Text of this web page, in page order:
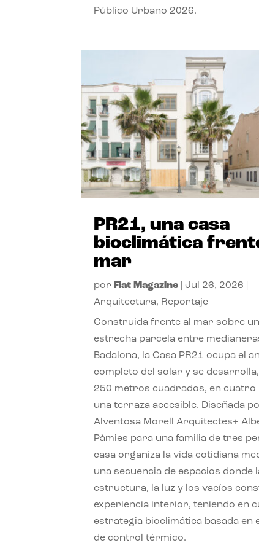
Público Urbano 2026.
PR21, una casa
bioclimática
mar
por Flat Magazine Jul 26, 2026
Arquitectura, Reportaje
Construida frente al mar sobre
estrecha parcela entre
Badalona, la Casa PR21 ocupa el
completo del solar y se
250 metros cuadrados, en cuatro
una terraza accesible. Diseñada
Alventosa Morell Arquitectes+
Pàmies para una familia de tres
casa organiza la vida cotidiana
una secuencia de espacios donde
estructura, la luz y los vacíos
experiencia interior, teniendo en
estrategia bioclimática basada en
de control térmico.